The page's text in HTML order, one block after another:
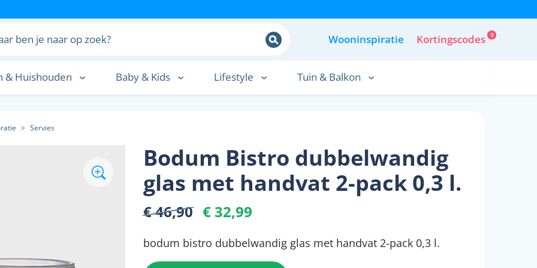
Wooninspiratie Kortingscodes 9
& Huishouden Baby & Kids Lifestyle Tuin & Balkon
> Servies
Bodum Bistro dubbelwandig
glas met handvat 2-pack 0,3 l.
€ 46,90 € 32,99
bodum bistro dubbelwandig glas met handvat 2-pack 0,3 l.